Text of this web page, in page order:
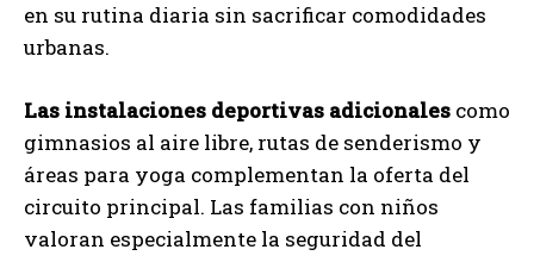
en su rutina diaria sin sacrificar comodidades
urbanas.
Las instalaciones deportivas adicionales como
gimnasios al aire libre, rutas de senderismo y
áreas para yoga complementan la oferta del
circuito principal. Las familias con niños
valoran especialmente la seguridad del